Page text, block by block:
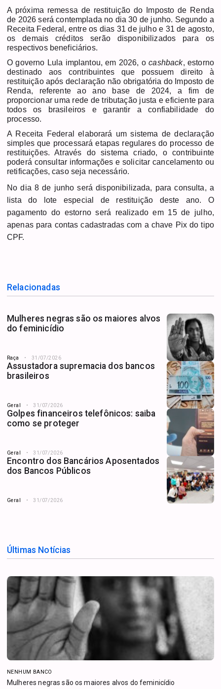
A próxima remessa de restituição do Imposto de Renda
de 2026 será contemplada no dia 30 de junho. Segundo a
Receita Federal, entre os dias 31 de julho e 31 de agosto,
os demais créditos serão disponibilizados para os
respectivos beneficiários.
O governo Lula implantou, em 2026, ocashback, estorno
destinado aos contribuintes que possuem direito à
restituição após declaração não obrigatória do Imposto de
Renda, referente ao ano base de 2024, a fim de
proporcionar uma rede de tributação justa e eficiente para
todos os brasileiros e garantir a confiabilidade do
processo.
A Receita Federal elaborará um sistema de declaração
simples que processará etapas regulares do processo de
restituições. Através do sistema criado, o contribuinte
poderá consultar informações e solicitar cancelamento ou
retificações, caso seja necessário.
No dia 8 de junho será disponibilizada, para consulta, a
lista do lote especial de restituição deste ano. O
pagamento do estorno será realizado em 15 de julho,
apenas para contas cadastradas com a chave Pix do tipo
CPF.
Relacionadas
Mulheres negras são os maiores alvos
do feminicídio
Raça 31/07/2026
Assustadora supremacia dos bancos
brasileiros
Geral 31/07/2026
Golpes financeiros telefônicos: saiba
como se proteger
Geral 31/07/2026
Encontro dos Bancários Aposentados
dos Bancos Públicos
Geral 31/07/2026
Últimas Notícias
NENHUM BANCO
Mulheres negras são os maiores alvos do feminicídio